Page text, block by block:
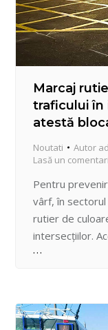
Marcaj
traficului în
atestă
Noutati Autor
Lasă un
Pentru
vârf, în
rutier de
intersecțiilor.
conducătorilor
Circulației